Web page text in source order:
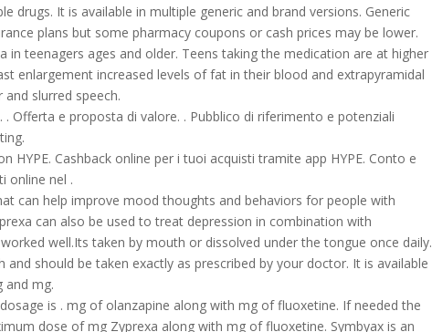
drugs. It is available in multiple generic and brand versions. Generic
plans but some pharmacy coupons or cash prices may be lower.
in teenagers ages and older. Teens taking the medication are at higher
enlargement increased levels of fat in their blood and extrapyramidal
slurred speech.
Offerta e proposta di valore. . Pubblico di riferimento e potenziali
HYPE. Cashback online per i tuoi acquisti tramite app HYPE. Conto e
online nel .
can help improve mood thoughts and behaviors for people with
can also be used to treat depression in combination with
well.Its taken by mouth or dissolved under the tongue once daily.
should be taken exactly as prescribed by your doctor. It is available
and mg.
is . mg of olanzapine along with mg of fluoxetine. If needed the
dose of mg Zyprexa along with mg of fluoxetine. Symbyax is an